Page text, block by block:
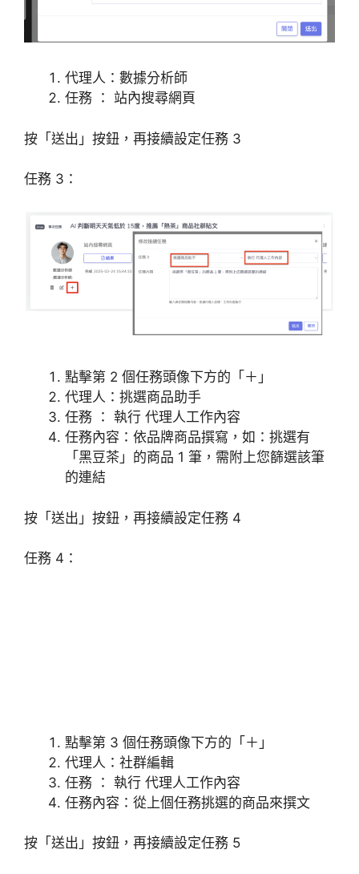
代理人：數據分析師
任務 ： 站內搜尋網頁
按「送出」按鈕，再接續設定任務 3
任務 3：
點擊第 2 個任務頭像下方的「＋」
代理人：挑選商品助手
任務 ： 執行 代理人工作內容
任務內容：依品牌商品撰寫，如：挑選有
「黑豆茶」的商品 1 筆，需附上您篩選該筆
的連結
按「送出」按鈕，再接續設定任務 4
任務 4：
點擊第 3 個任務頭像下方的「＋」
代理人：社群編輯
任務 ： 執行 代理人工作內容
任務內容：從上個任務挑選的商品來撰文
按「送出」按鈕，再接續設定任務 5